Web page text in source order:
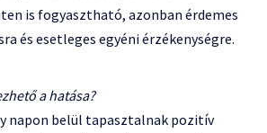
is fogyasztható, azonban érdemes
és esetleges egyéni érzékenységre.
a hatása?
napon belül tapasztalnak pozitív